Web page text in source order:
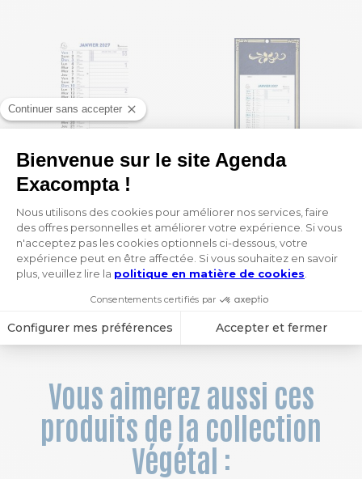
Calendrier bloc mensuel avec feuillets détachables sans support 15,5 x 28,5 cm 2027
1,70 €
Calendrier mensuel Skytos avec feuillets détachables 15,5 x 28,5 cm sur support plaque imprimée 19 x 41 cm 2027
6,30 €
1
Vous aimerez aussi ces
produits de la collection
Végétal :